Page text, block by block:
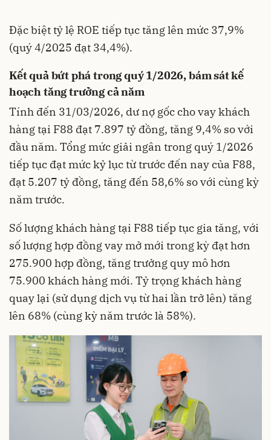
Đặc biệt tỷ lệ ROE tiếp tục tăng lên mức 37,9%
(quý 4/2025 đạt 34,4%).
Kết quả bứt phá trong quý 1/2026, bám sát kế
hoạch tăng trưởng cả năm
Tính đến 31/03/2026, dư nợ gốc cho vay khách
hàng tại F88 đạt 7.897 tỷ đồng, tăng 9,4% so với
đầu năm. Tổng mức giải ngân trong quý 1/2026
tiếp tục đạt mức kỷ lục từ trước đến nay của F88,
đạt 5.207 tỷ đồng, tăng đến 58,6% so với cùng kỳ
năm trước.
Số lượng khách hàng tại F88 tiếp tục gia tăng, với
số lượng hợp đồng vay mở mới trong kỳ đạt hơn
275.900 hợp đồng, tăng trưởng quy mô hơn
75.900 khách hàng mới. Tỷ trọng khách hàng
quay lại (sử dụng dịch vụ từ hai lần trở lên) tăng
lên 68% (cùng kỳ năm trước là 58%).